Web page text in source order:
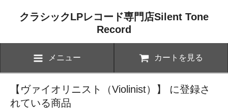
クラシックLPレコード専門店Silent Tone
Record
メニュー カートを見る
【ヴァイオリニスト（Violinist）】 に登録さ
れている商品